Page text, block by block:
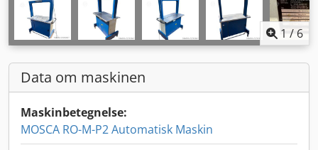
1 / 6
Data om maskinen
Maskinbetegnelse:
MOSCA RO-M-P2 Automatisk Maskin